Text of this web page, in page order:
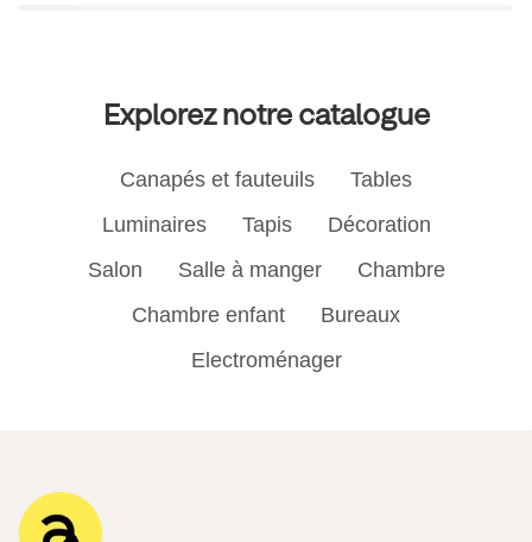
Explorez notre catalogue
Canapés et fauteuils
Tables
Luminaires
Tapis
Décoration
Salon
Salle à manger
Chambre
Chambre enfant
Bureaux
Electroménager